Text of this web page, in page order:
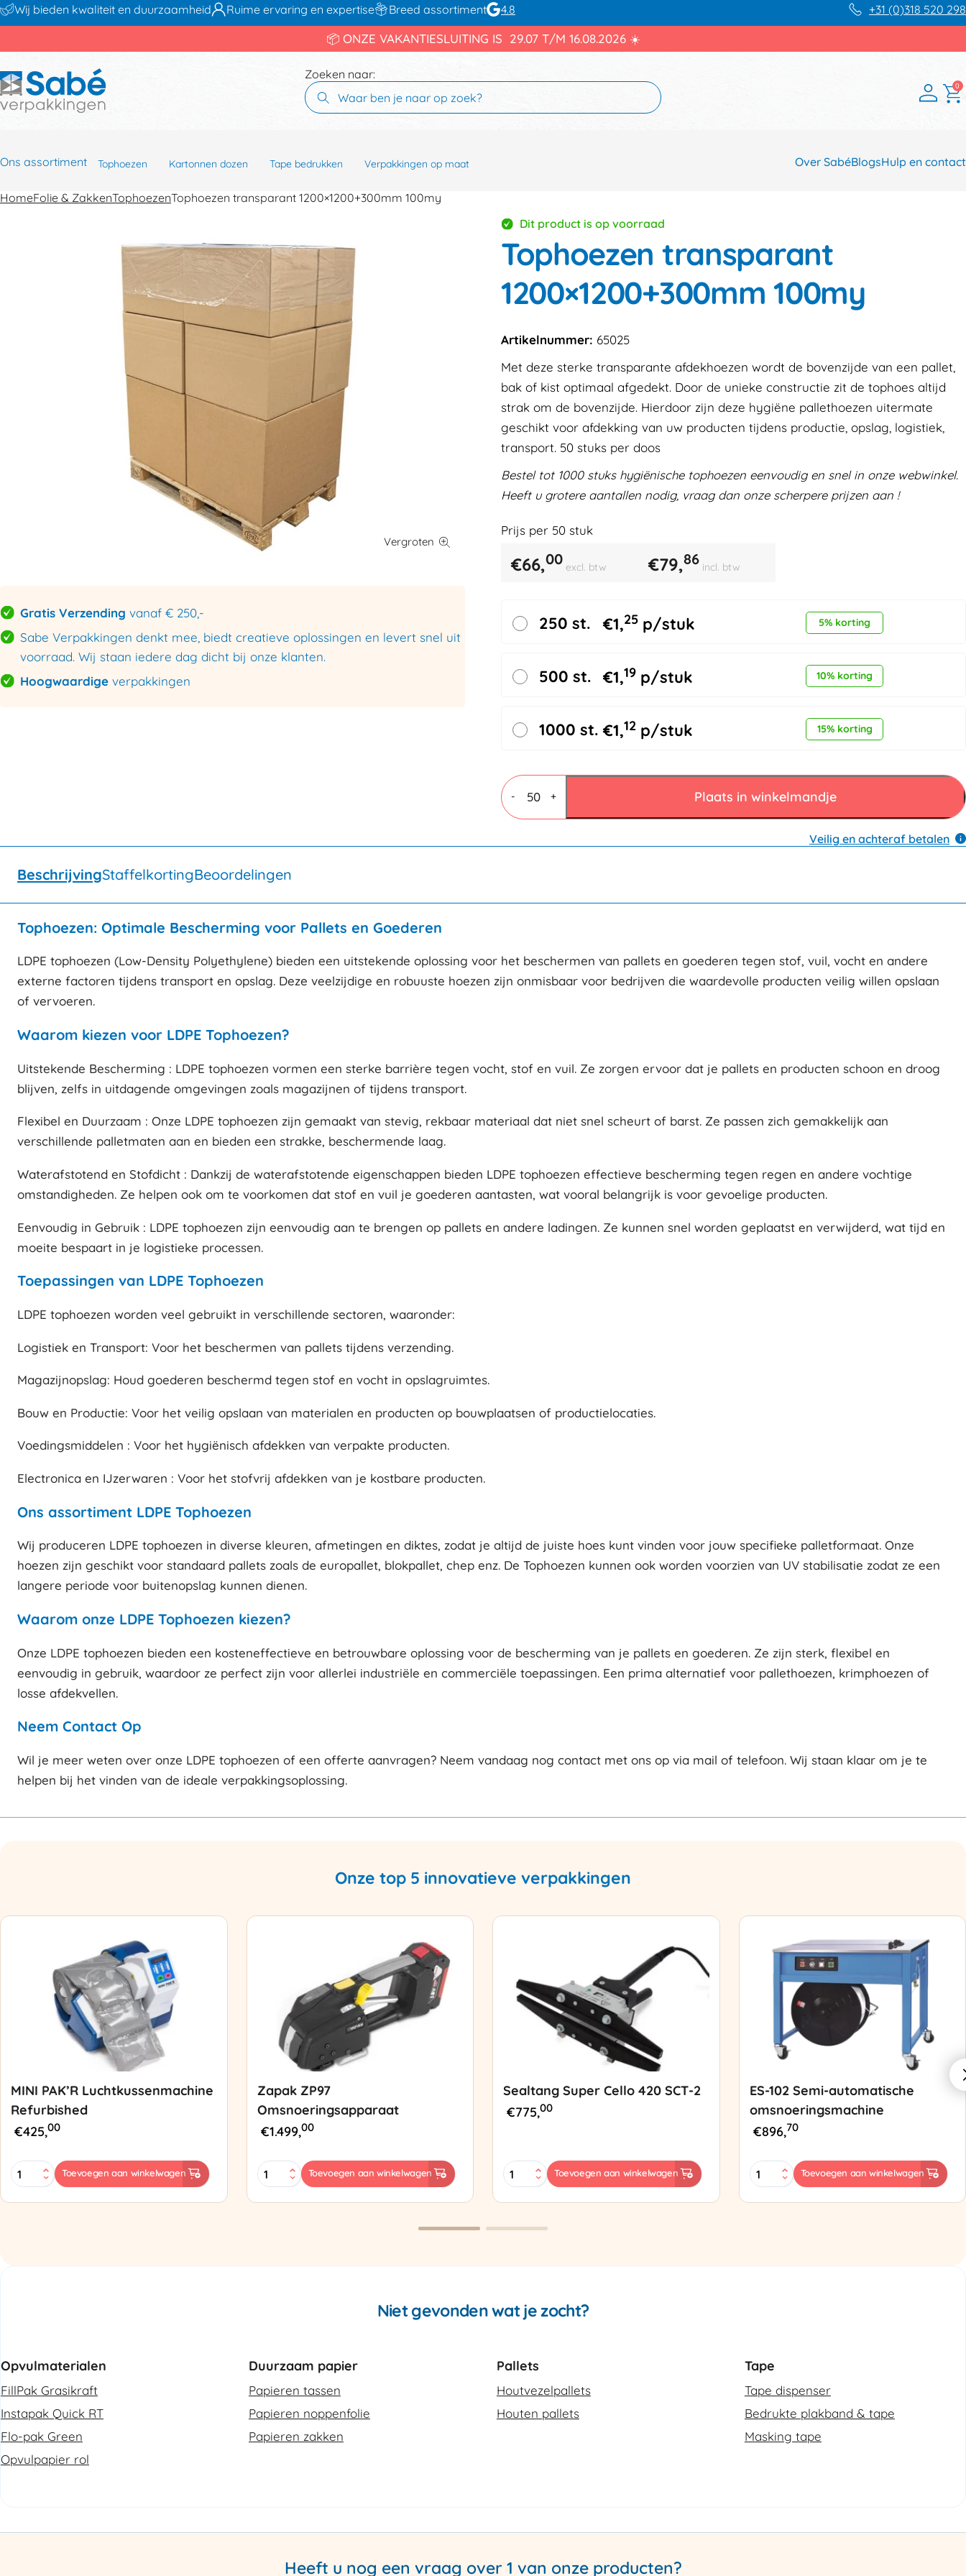
Wij bieden kwaliteit en duurzaamheid Ruime ervaring en expertise Breed assortiment 4.8 +31 (0)318 520 298
📦 ONZE VAKANTIESLUITING IS 29.07 T/M 16.08.2026 ☀️
Zoeken naar:
0
Ons assortiment Over SabéBlogsHulp en contact
Tophoezen Kartonnen dozen Tape bedrukken Verpakkingen op maat
HomeFolie & ZakkenTophoezenTophoezen transparant 1200×1200+300mm 100my
Gratis Verzending vanaf € 250,-
Sabe Verpakkingen denkt mee, biedt creatieve oplossingen en levert snel uit
voorraad. Wij staan iedere dag dicht bij onze klanten.
Hoogwaardige verpakkingen
Dit product is op voorraad
Tophoezen transparant
1200×1200+300mm 100my
Artikelnummer: 65025
Met deze sterke transparante afdekhoezen wordt de bovenzijde van een pallet,
bak of kist optimaal afgedekt. Door de unieke constructie zit de tophoes altijd
strak om de bovenzijde. Hierdoor zijn deze hygiëne pallethoezen uitermate
geschikt voor afdekking van uw producten tijdens productie, opslag, logistiek,
transport. 50 stuks per doos
Bestel tot 1000 stuks hygiënische tophoezen eenvoudig en snel in onze webwinkel.
Heeft u grotere aantallen nodig, vraag dan onze scherpere prijzen aan !
Prijs per 50stuk
€66,00 excl. btw €79,86 incl. btw
250 st. €1,25 p/stuk 5% korting
500 st. €1,19 p/stuk 10% korting
1000 st. €1,12 p/stuk 15% korting
-
Tophoezen
transparant
1200x1200+300mm
100my
+ Plaats in winkelmandje
Veilig en achteraf betalen
BeschrijvingStaffelkortingBeoordelingen
Tophoezen: Optimale Bescherming voor Pallets en Goederen
LDPE tophoezen (Low-Density Polyethylene) bieden een uitstekende oplossing voor het beschermen van pallets en goederen tegen stof, vuil, vocht en andere
externe factoren tijdens transport en opslag. Deze veelzijdige en robuuste hoezen zijn onmisbaar voor bedrijven die waardevolle producten veilig willen opslaan
of vervoeren.
Waarom kiezen voor LDPE Tophoezen?
Uitstekende Bescherming : LDPE tophoezen vormen een sterke barrière tegen vocht, stof en vuil. Ze zorgen ervoor dat je pallets en producten schoon en droog
blijven, zelfs in uitdagende omgevingen zoals magazijnen of tijdens transport.
Flexibel en Duurzaam : Onze LDPE tophoezen zijn gemaakt van stevig, rekbaar materiaal dat niet snel scheurt of barst. Ze passen zich gemakkelijk aan
verschillende palletmaten aan en bieden een strakke, beschermende laag.
Waterafstotend en Stofdicht : Dankzij de waterafstotende eigenschappen bieden LDPE tophoezen effectieve bescherming tegen regen en andere vochtige
omstandigheden. Ze helpen ook om te voorkomen dat stof en vuil je goederen aantasten, wat vooral belangrijk is voor gevoelige producten.
Eenvoudig in Gebruik : LDPE tophoezen zijn eenvoudig aan te brengen op pallets en andere ladingen. Ze kunnen snel worden geplaatst en verwijderd, wat tijd en
moeite bespaart in je logistieke processen.
Toepassingen van LDPE Tophoezen
LDPE tophoezen worden veel gebruikt in verschillende sectoren, waaronder:
Logistiek en Transport: Voor het beschermen van pallets tijdens verzending.
Magazijnopslag: Houd goederen beschermd tegen stof en vocht in opslagruimtes.
Bouw en Productie: Voor het veilig opslaan van materialen en producten op bouwplaatsen of productielocaties.
Voedingsmiddelen : Voor het hygiënisch afdekken van verpakte producten.
Electronica en IJzerwaren : Voor het stofvrij afdekken van je kostbare producten.
Ons assortiment LDPE Tophoezen
Wij produceren LDPE tophoezen in diverse kleuren, afmetingen en diktes, zodat je altijd de juiste hoes kunt vinden voor jouw specifieke palletformaat. Onze
hoezen zijn geschikt voor standaard pallets zoals de europallet, blokpallet, chep enz. De Tophoezen kunnen ook worden voorzien van UV stabilisatie zodat ze een
langere periode voor buitenopslag kunnen dienen.
Waarom onze LDPE Tophoezen kiezen?
Onze LDPE tophoezen bieden een kosteneffectieve en betrouwbare oplossing voor de bescherming van je pallets en goederen. Ze zijn sterk, flexibel en
eenvoudig in gebruik, waardoor ze perfect zijn voor allerlei industriële en commerciële toepassingen. Een prima alternatief voor pallethoezen, krimphoezen of
losse afdekvellen.
Neem Contact Op
Wil je meer weten over onze LDPE tophoezen of een offerte aanvragen? Neem vandaag nog contact met ons op via mail of telefoon. Wij staan klaar om je te
helpen bij het vinden van de ideale verpakkingsoplossing.
Onze top 5 innovatieve verpakkingen
MINI PAK’R Luchtkussenmachine
Refurbished
€425,00
MINI
PAK'R
Toevoegen aan winkelwagen
Zapak ZP97
Omsnoeringsapparaat
€1.499,00
Zapak
ZP97
Toevoegen aan winkelwagen
Sealtang Super Cello 420 SCT-2
€775,00
Sealtang
Super
Toevoegen aan winkelwagen
ES-102 Semi-automatische
omsnoeringsmachine
€896,70
ES-
102
Toevoegen aan winkelwagen
Niet gevonden wat je zocht?
Opvulmaterialen
FillPak Grasikraft
Instapak Quick RT
Flo-pak Green
Opvulpapier rol
Duurzaam papier
Papieren tassen
Papieren noppenfolie
Papieren zakken
Pallets
Houtvezelpallets
Houten pallets
Tape
Tape dispenser
Bedrukte plakband & tape
Masking tape
Heeft u nog een vraag over 1 van onze producten?